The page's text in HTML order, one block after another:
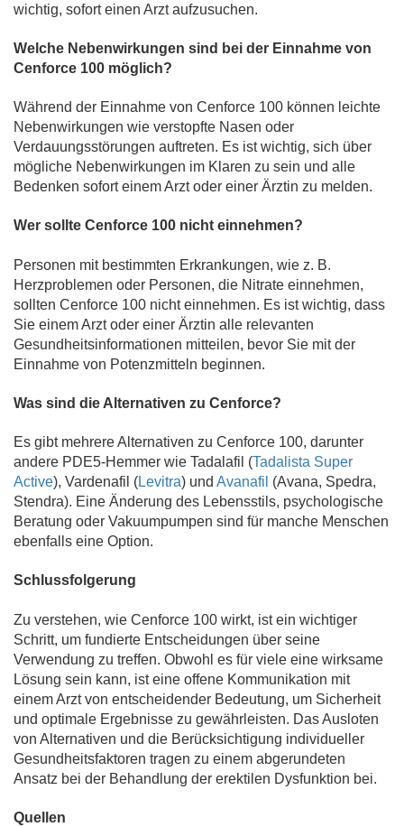
wichtig, sofort einen Arzt aufzusuchen.
Welche Nebenwirkungen sind bei der Einnahme von
Cenforce 100 möglich?
Während der Einnahme von Cenforce 100 können leichte
Nebenwirkungen wie verstopfte Nasen oder
Verdauungsstörungen auftreten. Es ist wichtig, sich über
mögliche Nebenwirkungen im Klaren zu sein und alle
Bedenken sofort einem Arzt oder einer Ärztin zu melden.
Wer sollte Cenforce 100 nicht einnehmen?
Personen mit bestimmten Erkrankungen, wie z. B.
Herzproblemen oder Personen, die Nitrate einnehmen,
sollten Cenforce 100 nicht einnehmen. Es ist wichtig, dass
Sie einem Arzt oder einer Ärztin alle relevanten
Gesundheitsinformationen mitteilen, bevor Sie mit der
Einnahme von Potenzmitteln beginnen.
Was sind die Alternativen zu Cenforce?
Es gibt mehrere Alternativen zu Cenforce 100, darunter
andere PDE5-Hemmer wie Tadalafil (Tadalista Super
Active), Vardenafil (Levitra) und Avanafil (Avana, Spedra,
Stendra). Eine Änderung des Lebensstils, psychologische
Beratung oder Vakuumpumpen sind für manche Menschen
ebenfalls eine Option.
Schlussfolgerung
Zu verstehen, wie Cenforce 100 wirkt, ist ein wichtiger
Schritt, um fundierte Entscheidungen über seine
Verwendung zu treffen. Obwohl es für viele eine wirksame
Lösung sein kann, ist eine offene Kommunikation mit
einem Arzt von entscheidender Bedeutung, um Sicherheit
und optimale Ergebnisse zu gewährleisten. Das Ausloten
von Alternativen und die Berücksichtigung individueller
Gesundheitsfaktoren tragen zu einem abgerundeten
Ansatz bei der Behandlung der erektilen Dysfunktion bei.
Quellen